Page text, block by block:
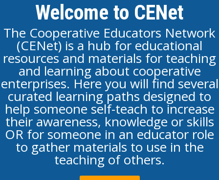
Welcome to CENet
The Cooperative Educators Network
(CENet) is a hub for educational
resources and materials for teaching
and learning about cooperative
enterprises. Here you will find several
curated learning paths designed to
help someone self-teach to increase
their awareness, knowledge or skills
OR for someone in an educator role
to gather materials to use in the
teaching of others.